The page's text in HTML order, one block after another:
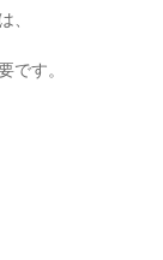
、
です。